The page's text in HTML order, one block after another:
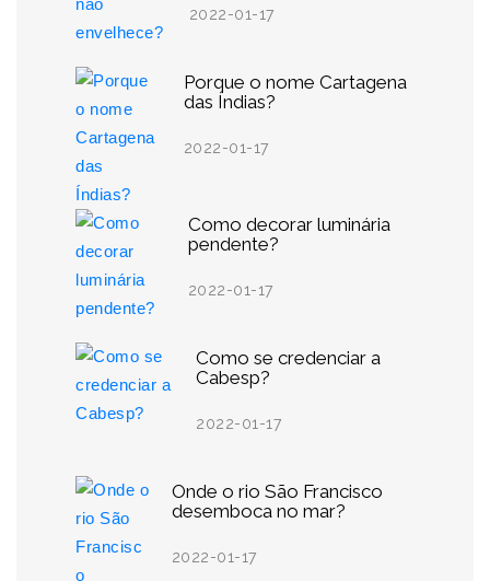
2022-01-17
Porque o nome Cartagena
das Índias?
2022-01-17
Como decorar luminária
pendente?
2022-01-17
Como se credenciar a
Cabesp?
2022-01-17
Onde o rio São Francisco
desemboca no mar?
2022-01-17